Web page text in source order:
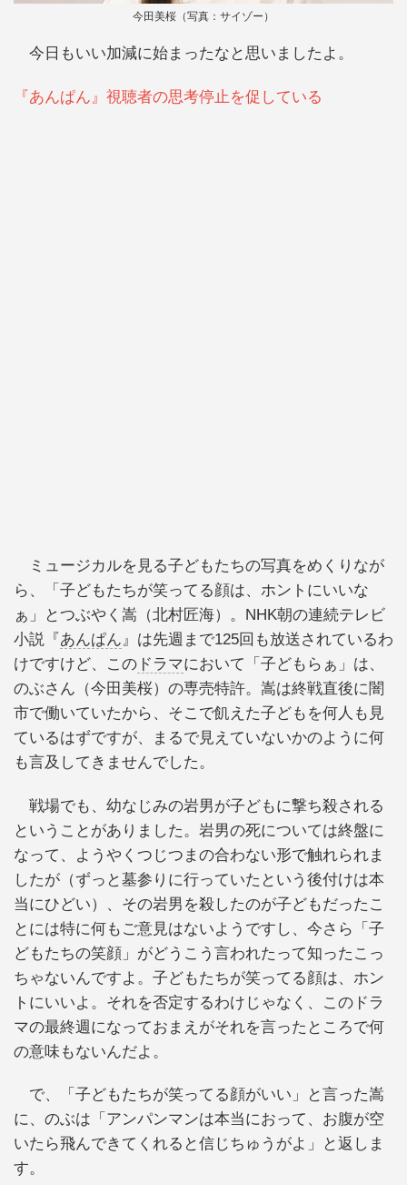
今田美桜（写真：サイゾー）
今日もいい加減に始まったなと思いましたよ。
『あんぱん』視聴者の思考停止を促している
ミュージカルを見る子どもたちの写真をめくりなが
ら、「子どもたちが笑ってる顔は、ホントにいいな
ぁ」とつぶやく嵩（北村匠海）。NHK朝の連続テレビ
小説『 あんぱん』は先週まで125回も放送されているわ
けですけど、この ドラマにおいて「子どもらぁ」は、
のぶさん（今田美桜）の専売特許。嵩は終戦直後に闇
市で働いていたから、そこで飢えた子どもを何人も見
ているはずですが、まるで見えていないかのように何
も言及してきませんでした。
戦場でも、幼なじみの岩男が子どもに撃ち殺される
ということがありました。岩男の死については終盤に
なって、ようやくつじつまの合わない形で触れられま
したが（ずっと墓参りに行っていたという後付けは本
当にひどい）、その岩男を殺したのが子どもだったこ
とには特に何もご意見はないようですし、今さら「子
どもたちの笑顔」がどうこう言われたって知ったこっ
ちゃないんですよ。子どもたちが笑ってる顔は、ホン
トにいいよ。それを否定するわけじゃなく、このドラ
マの最終週になっておまえがそれを言ったところで何
の意味もないんだよ。
で、「子どもたちが笑ってる顔がいい」と言った嵩
に、のぶは「アンパンマンは本当におって、お腹が空
いたら飛んできてくれると信じちゅうがよ」と返しま
す。